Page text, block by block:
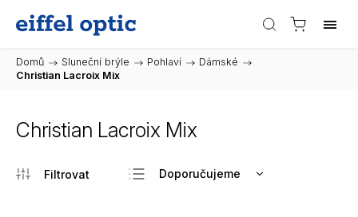
Domů / Sluneční brýle / Pohlaví / Dámské /
Christian Lacroix Mix
Christian Lacroix Mix
Doporučujeme